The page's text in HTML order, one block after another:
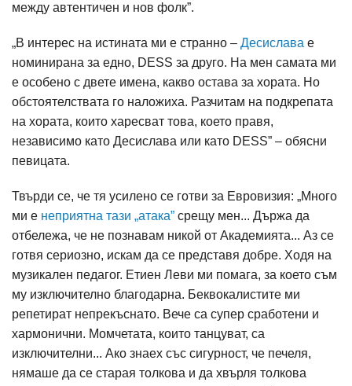
между автентичен и нов фолк”.
„В интерес на истината ми е странно – Десислава е
номинирана за едно, DESS за друго. На мен самата ми
е особено с двете имена, какво остава за хората. Но
обстоятелствата го наложиха. Разчитам на подкрепата
на хората, които харесват това, което правя,
независимо като Десислава или като DESS” – обясни
певицата.
Твърди се, че тя усилено се готви за Евровизия: „Много
ми е неприятна тази „атака” срещу мен... Държа да
отбележа, че не познавам никой от Академията... Аз се
готвя сериозно, искам да се представя добре. Ходя на
музикален педагог. Етиен Леви ми помага, за което съм
му изключително благодарна. Беквокалистите ми
репетират непрекъснато. Вече са супер сработени и
хармонични. Момчетата, които танцуват, са
изключителни... Ако знаех със сигурност, че печеля,
нямаше да се старая толкова и да хвърля толкова